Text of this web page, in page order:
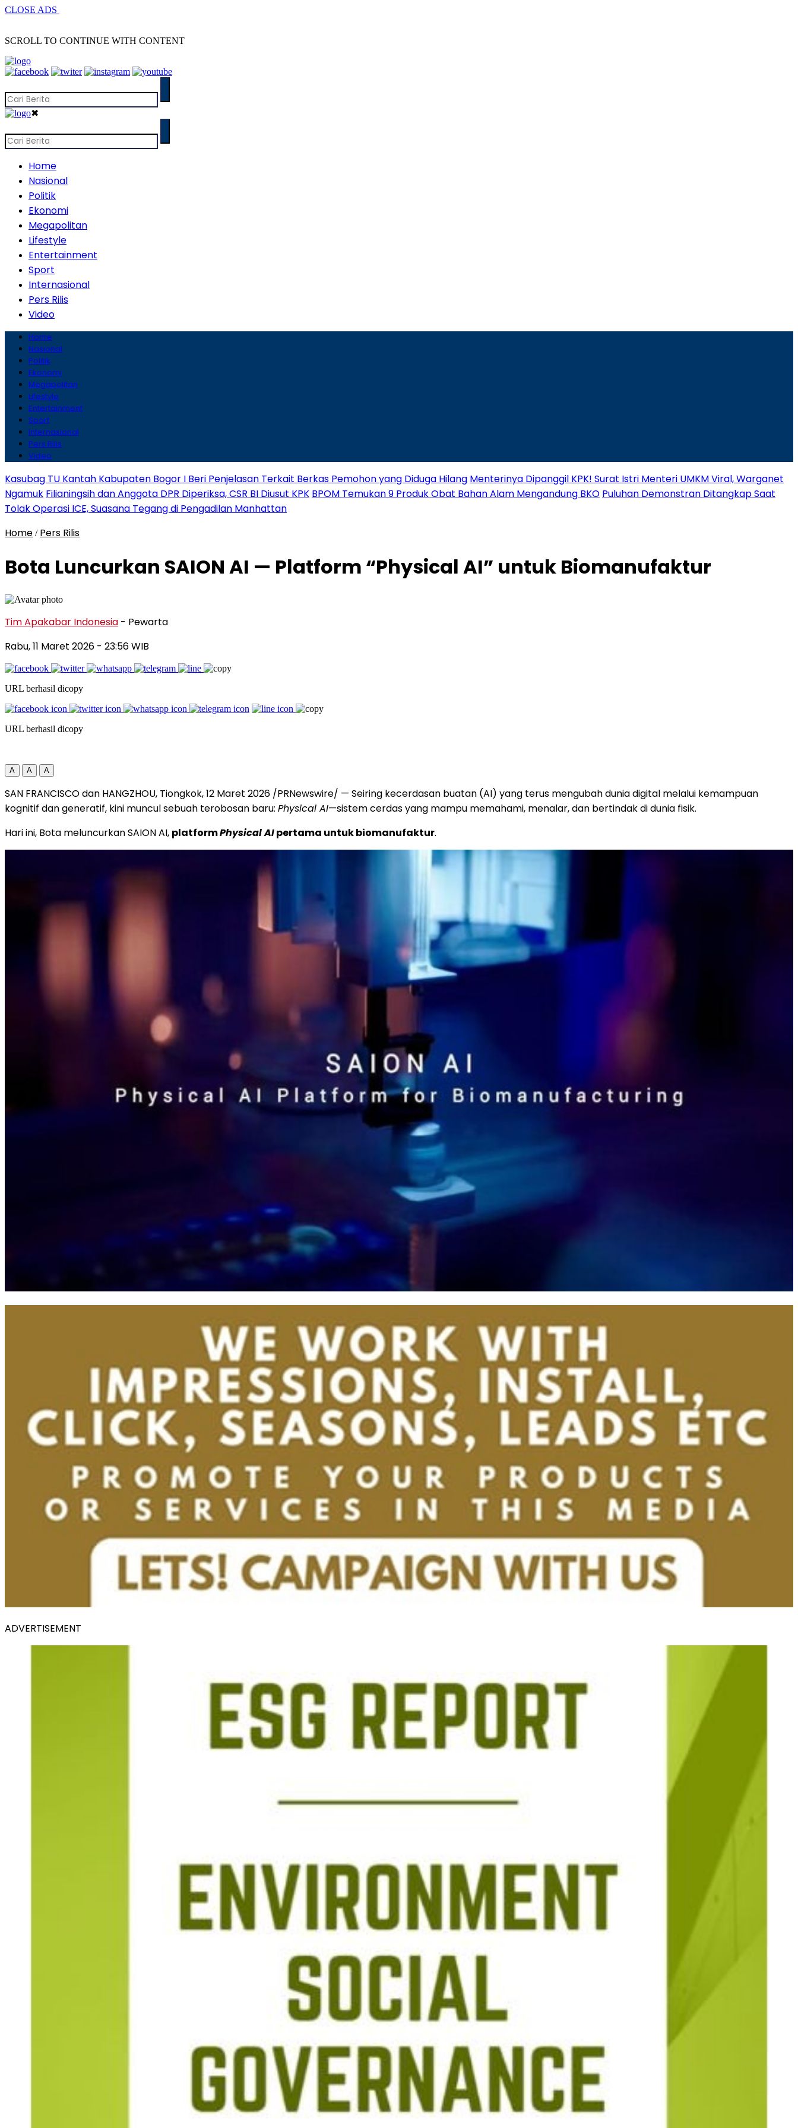
CLOSE ADS
SCROLL TO CONTINUE WITH CONTENT
✖
Home
Nasional
Politik
Ekonomi
Megapolitan
Lifestyle
Entertainment
Sport
Internasional
Pers Rilis
Video
Home
Nasional
Politik
Ekonomi
Megapolitan
Lifestyle
Entertainment
Sport
Internasional
Pers Rilis
Video
Kasubag TU Kantah Kabupaten Bogor I Beri Penjelasan Terkait Berkas Pemohon yang Diduga Hilang Menterinya Dipanggil KPK! Surat Istri Menteri UMKM Viral, Warganet
Ngamuk Filianingsih dan Anggota DPR Diperiksa, CSR BI Diusut KPK BPOM Temukan 9 Produk Obat Bahan Alam Mengandung BKO Puluhan Demonstran Ditangkap Saat
Tolak Operasi ICE, Suasana Tegang di Pengadilan Manhattan
Home / Pers Rilis
Bota Luncurkan SAION AI — Platform “Physical AI” untuk Biomanufaktur
Tim Apakabar Indonesia - Pewarta
Rabu, 11 Maret 2026 - 23:56 WIB
URL berhasil dicopy
URL berhasil dicopy
A A A
SAN FRANCISCO dan HANGZHOU, Tiongkok,12 Maret 2026 /PRNewswire/ — Seiring kecerdasan buatan (AI) yang terus mengubah dunia digital melalui kemampuan
kognitif dan generatif, kini muncul sebuah terobosan baru: Physical AI—sistem cerdas yang mampu memahami, menalar, dan bertindak di dunia fisik.
Hari ini, Bota meluncurkan SAION AI, platformPhysical AIpertama untuk biomanufaktur.
ADVERTISEMENT